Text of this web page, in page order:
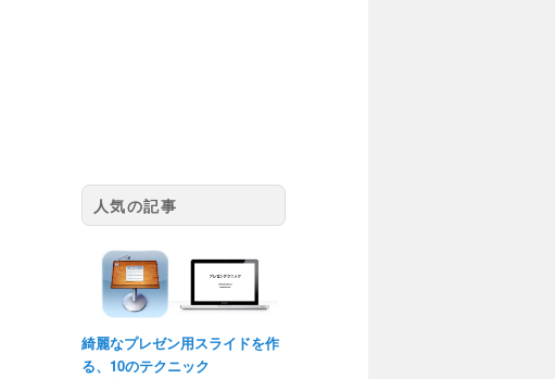
人気の記事
綺麗なプレゼン用スライドを作
る、10のテクニック